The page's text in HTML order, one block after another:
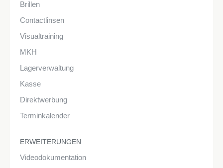
Brillen
Contactlinsen
Visualtraining
MKH
Lagerverwaltung
Kasse
Direktwerbung
Terminkalender
ERWEITERUNGEN
Videodokumentation